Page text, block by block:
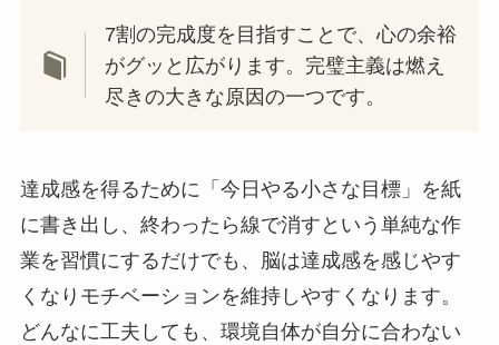
7割の完成度を目指すことで、心の余裕
がグッと広がります。完璧主義は燃え
尽きの大きな原因の一つです。
達成感を得るために「今日やる小さな目標」を紙
に書き出し、終わったら線で消すという単純な作
業を習慣にするだけでも、脳は達成感を感じやす
くなりモチベーションを維持しやすくなります。
どんなに工夫しても、環境自体が自分に合わない